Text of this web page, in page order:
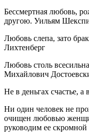
Бессмертная любовь,
другою. Уильям
Любовь слепа, зато
Лихтенберг
Любовь столь
Михайлович
Не в деньгах счастье, а
Ни один человек не
очищен любовью
руководим ее